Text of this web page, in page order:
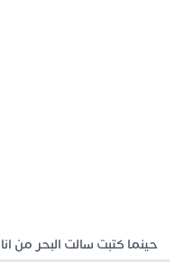
حينما كتبت سالت البحر من انا